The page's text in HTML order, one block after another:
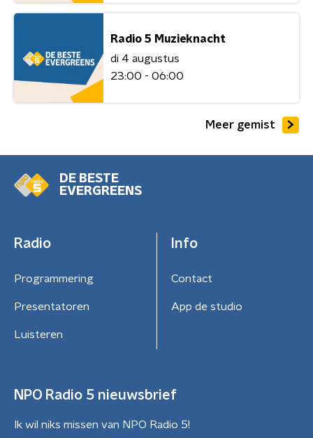
Radio 5 Muzieknacht
di 4 augustus
23:00 - 06:00
Meer gemist
DE BESTE
EVERGREENS
Radio
Programmering
Presentatoren
Luisteren
Info
Contact
App de studio
NPO Radio 5 nieuwsbrief
Ik wil niks missen van NPO Radio 5!